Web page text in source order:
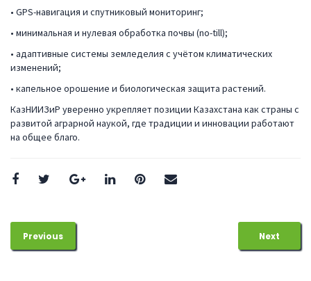
• GPS-навигация и спутниковый мониторинг;
• минимальная и нулевая обработка почвы (no-till);
• адаптивные системы земледелия с учётом климатических
изменений;
• капельное орошение и биологическая защита растений.
КазНИИЗиР уверенно укрепляет позиции Казахстана как страны с
развитой аграрной наукой, где традиции и инновации работают
на общее благо.
Previous Next